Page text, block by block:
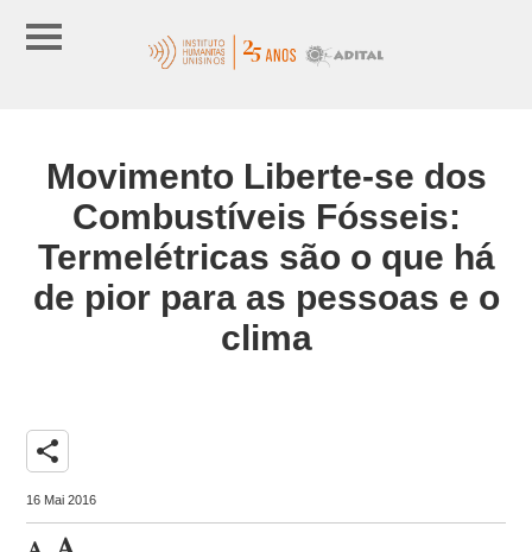
Movimento Liberte-se dos
Combustíveis Fósseis:
Termelétricas são o que há
de pior para as pessoas e o
clima
share
16 Mai 2016